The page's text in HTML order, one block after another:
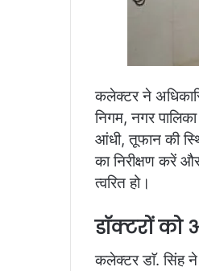
कलेक्टर ने
निगम, नगर
आंधी, तूफान की
का निरीक्षण करें
त्वरित हो।
डाॅक्टरों को
कलेक्टर डाॅ. सिंह ने